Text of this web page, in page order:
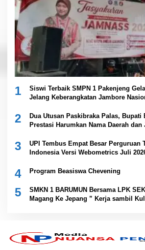
1
Siswi Terbaik SMPN 1 Pakenjeng
Jelang Keberangkatan Jambore
2
Dua Utusan Paskibraka Palas, Bupati
Prestasi Harumkan Nama Daerah dan
3
UPI Tembus Empat Besar Perguruan
Indonesia Versi Webometrics Juli
4 Program Beasiswa Chevening
5
SMKN 1 BARUMUN Bersama LPK
Magang Ke Jepang ” Kerja sambil